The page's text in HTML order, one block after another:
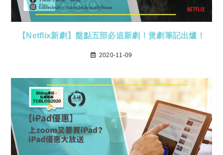
【Netflix新劇】盤點五部必追新劇！煲劇筆記出爐！
2020-11-09